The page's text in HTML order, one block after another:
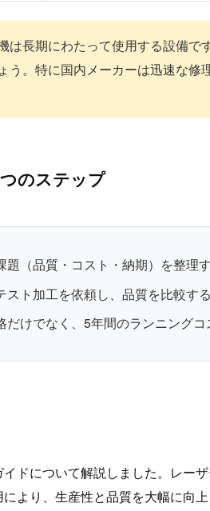
は長期にわたって使用する設備で
う。特に国内メーカーは迅速な修
のステップ
（品質・コスト・納期）を整理
ト加工を依頼し、品質を比較する
けでなく、5年間のランニングコ
ドについて解説しました。レー
より、生産性と品質を大幅に向上